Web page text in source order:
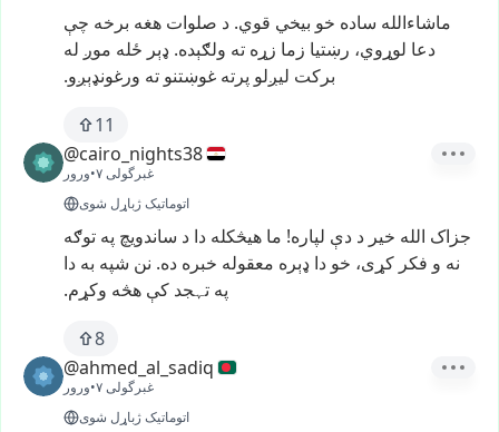
ماشاءالله ساده خو بیخي قوي. د صلوات هغه برخه چې
دعا لوړوي، رښتیا زما زړه ته ولګېده. ډېر ځله موږ له
برکت لیږلو پرته غوښتنو ته ورغونډېږو.
11
@cairo_nights38
ورور• غبرگولی ۷
اتوماتیک ژباړل شوی
جزاک الله خير د دې لپاره! ما هيڅکله دا د ساندویچ په توګه
نه و فکر کړی، خو دا ډېره معقوله خبره ده. نن شپه به دا
په تہجد کې هڅه وکړم.
8
@ahmed_al_sadiq
ورور• غبرگولی ۷
اتوماتیک ژباړل شوی